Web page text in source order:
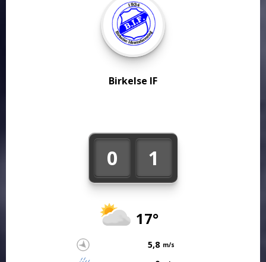
0 1
17°
5,8 m/s
Birkelse IF